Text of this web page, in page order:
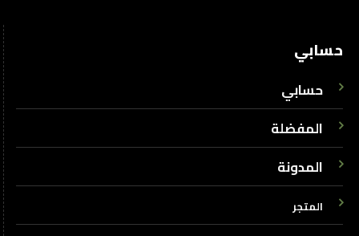
حسابي
حسابي
المفضلة
المدونة
المتجر